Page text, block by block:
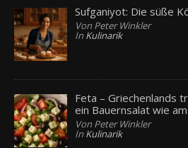
Sufganiyot: Die süße
Von Peter Winkler
In Kulinarik
Feta – Griechenlands
ein Bauernsalat wie
Von Peter Winkler
In Kulinarik